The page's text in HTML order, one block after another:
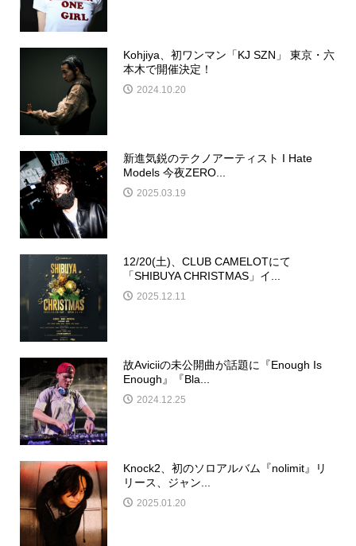
Kohjiya、初ワンマン「KJ SZN」 東京・六
本木で開催決定！
2024.10.20
新進気鋭のテクノアーティスト I Hate
Models 今夜ZERO...
2025.03.19
12/20(土)、CLUB CAMELOTにて
「SHIBUYA CHRISTMAS」イ...
2025.12.11
故Aviciiの未公開曲が話題に『Enough Is
Enough』『Bla...
2024.12.25
Knock2、初のソロアルバム『nolimit』リ
リース、ジャン...
2025.01.20